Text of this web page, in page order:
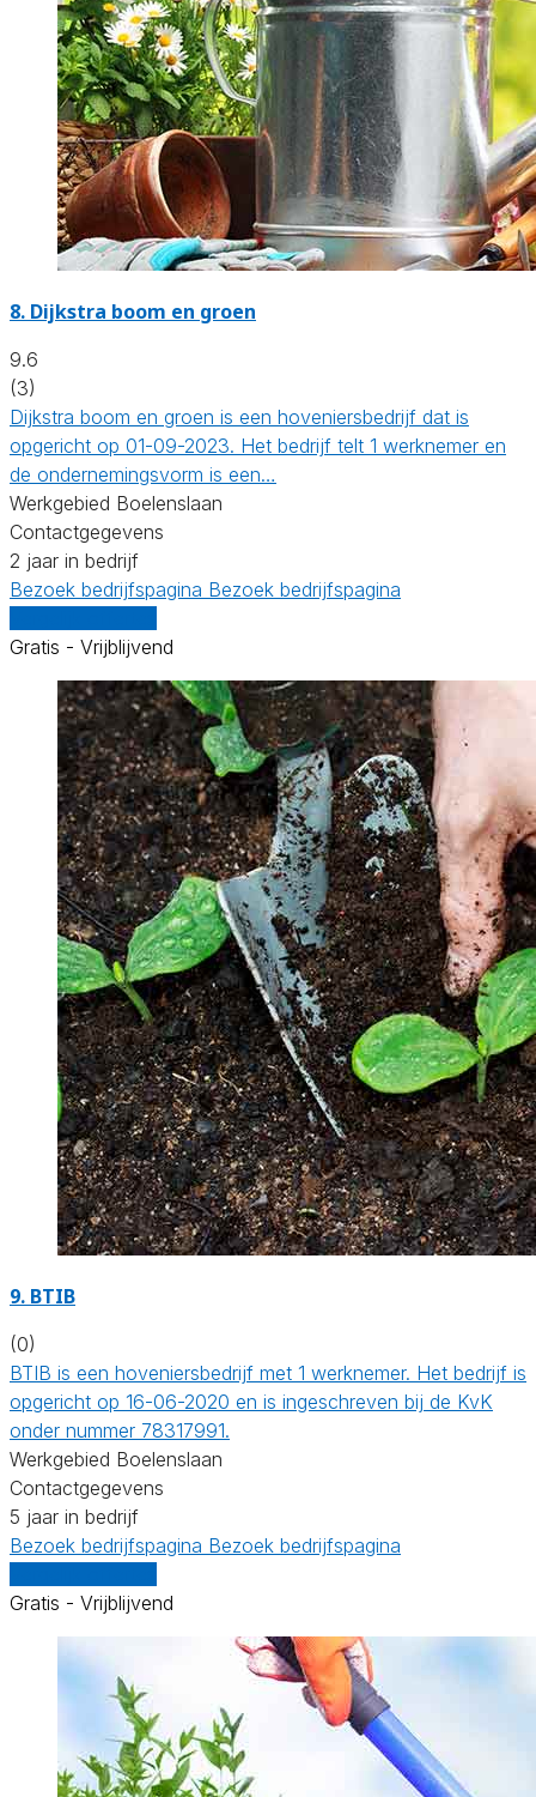
8. Dijkstra boom en groen
9.6
(3)
Dijkstra boom en groen is een hoveniersbedrijf dat is
opgericht op 01-09-2023. Het bedrijf telt 1 werknemer en
de ondernemingsvorm is een…
Werkgebied Boelenslaan
Contactgegevens
2 jaar in bedrijf
Bezoek bedrijfspagina Bezoek bedrijfspagina
Gratis - Vrijblijvend
9. BTIB
(0)
BTIB is een hoveniersbedrijf met 1 werknemer. Het bedrijf is
opgericht op 16-06-2020 en is ingeschreven bij de KvK
onder nummer 78317991.
Werkgebied Boelenslaan
Contactgegevens
5 jaar in bedrijf
Bezoek bedrijfspagina Bezoek bedrijfspagina
Gratis - Vrijblijvend